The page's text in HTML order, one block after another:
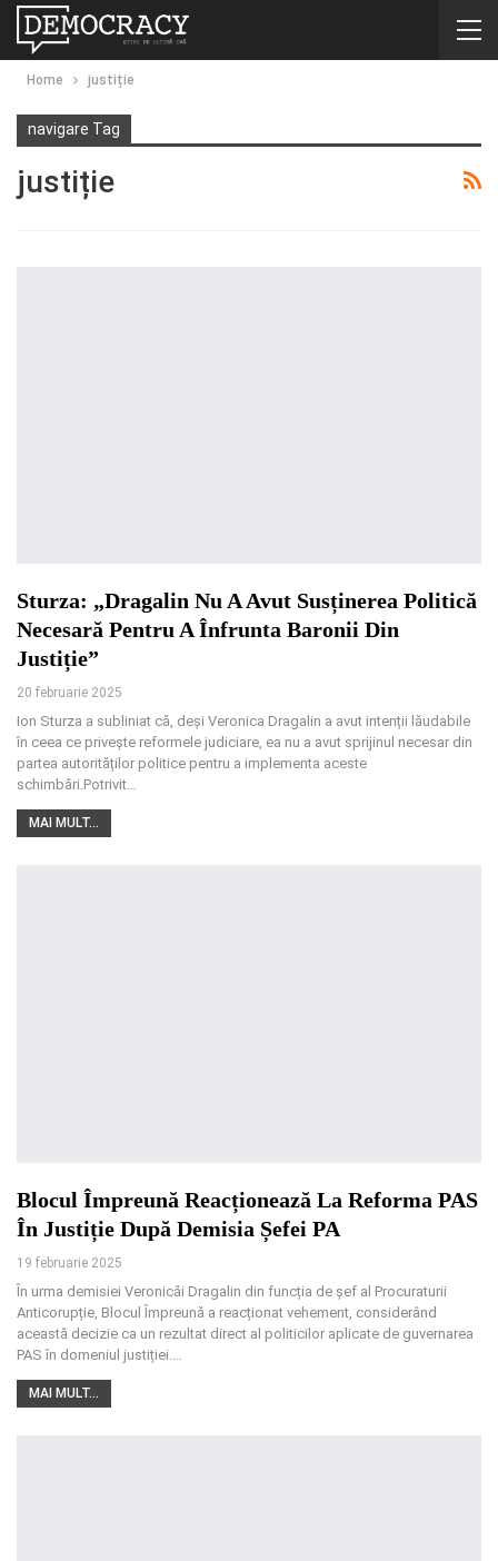
Home justiție
navigare Tag
justiție
Sturza: „Dragalin Nu A Avut Susținerea Politică
Necesară Pentru A Înfrunta Baronii Din
Justiție”
20 februarie 2025
Ion Sturza a subliniat că, deși Veronica Dragalin a avut intenții lăudabile
în ceea ce privește reformele judiciare, ea nu a avut sprijinul necesar din
partea autorităților politice pentru a implementa aceste
schimbări.Potrivit…
MAI MULT...
Blocul Împreună Reacționează La Reforma PAS
În Justiție După Demisia Șefei PA
19 februarie 2025
În urma demisiei Veronicăi Dragalin din funcția de șef al Procuraturii
Anticorupție, Blocul Împreună a reacționat vehement, considerând
această decizie ca un rezultat direct al politicilor aplicate de guvernarea
PAS în domeniul justiției.
MAI MULT...